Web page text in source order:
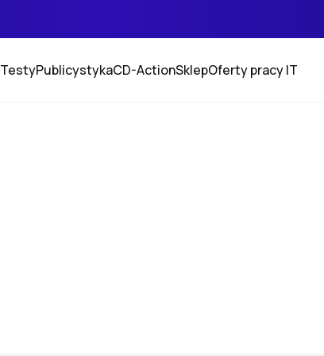
TestyPublicystykaCD-ActionSklepOferty pracy IT